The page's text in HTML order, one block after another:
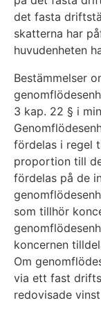
det fasta
skatterna har
huvudenheten
Bestämmelser
3 kap. 22 § i
fördelas i regel
proportion till
fördelas på de
som tillhör
koncernen
Om
via ett fast
redovisade